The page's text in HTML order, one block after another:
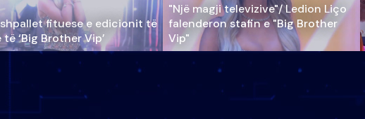
fituese e edicionit të
‘Big Brother Vip’
"Një magji televizive"/ Ledion Liço
falenderon stafin e "Big Brother
Vip"